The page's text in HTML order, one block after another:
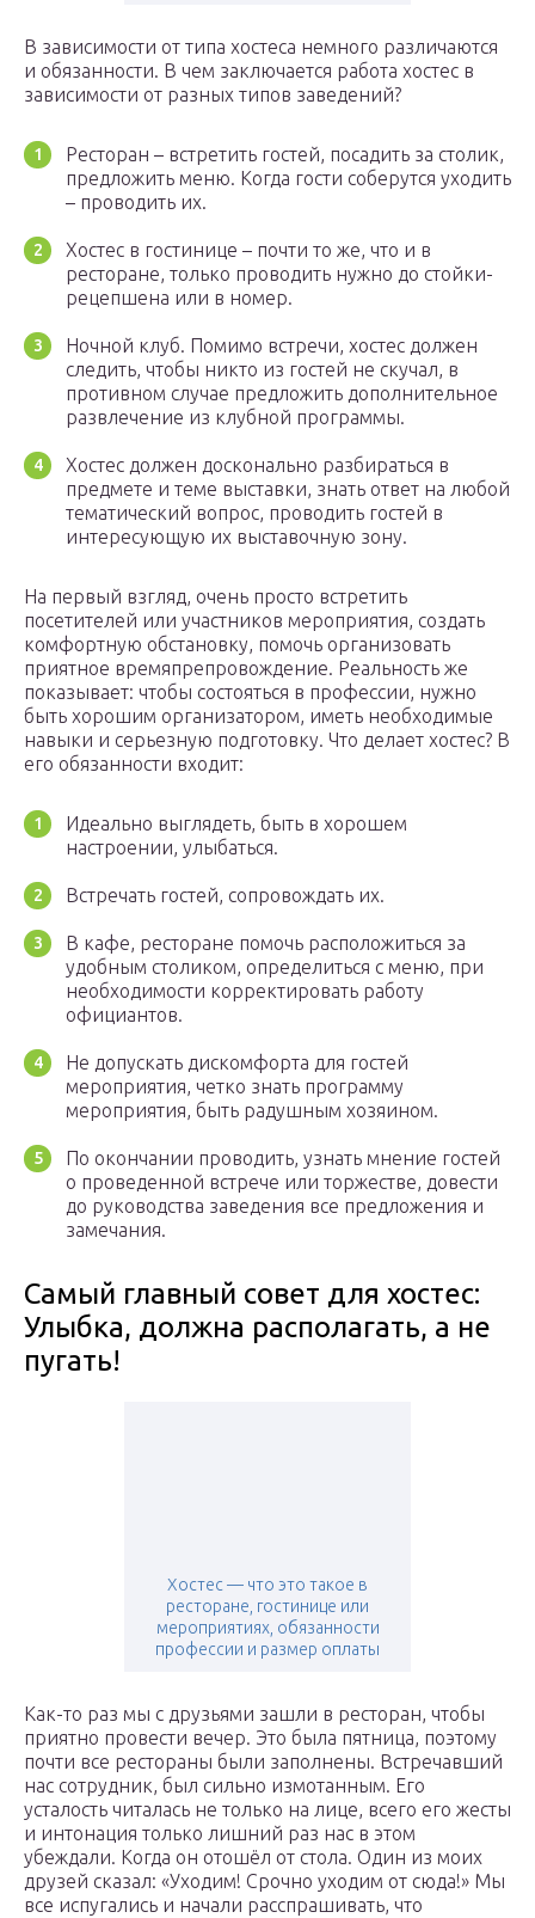
В зависимости от типа хостеса немного различаются
и обязанности. В чем заключается работа хостес в
зависимости от разных типов заведений?
Ресторан – встретить гостей, посадить за столик,
предложить меню. Когда гости соберутся уходить
– проводить их.
Хостес в гостинице – почти то же, что и в
ресторане, только проводить нужно до стойки-
рецепшена или в номер.
Ночной клуб. Помимо встречи, хостес должен
следить, чтобы никто из гостей не скучал, в
противном случае предложить дополнительное
развлечение из клубной программы.
Хостес должен досконально разбираться в
предмете и теме выставки, знать ответ на любой
тематический вопрос, проводить гостей в
интересующую их выставочную зону.
На первый взгляд, очень просто встретить
посетителей или участников мероприятия, создать
комфортную обстановку, помочь организовать
приятное времяпрепровождение. Реальность же
показывает: чтобы состояться в профессии, нужно
быть хорошим организатором, иметь необходимые
навыки и серьезную подготовку. Что делает хостес? В
его обязанности входит:
Идеально выглядеть, быть в хорошем
настроении, улыбаться.
Встречать гостей, сопровождать их.
В кафе, ресторане помочь расположиться за
удобным столиком, определиться с меню, при
необходимости корректировать работу
официантов.
Не допускать дискомфорта для гостей
мероприятия, четко знать программу
мероприятия, быть радушным хозяином.
По окончании проводить, узнать мнение гостей
о проведенной встрече или торжестве, довести
до руководства заведения все предложения и
замечания.
Самый главный совет для хостес:
Улыбка, должна располагать, а не
пугать!
Хостес — что это такое в
ресторане, гостинице или
мероприятиях, обязанности
профессии и размер оплаты
Как-то раз мы с друзьями зашли в ресторан, чтобы
приятно провести вечер. Это была пятница, поэтому
почти все рестораны были заполнены. Встречавший
нас сотрудник, был сильно измотанным. Его
усталость читалась не только на лице, всего его жесты
и интонация только лишний раз нас в этом
убеждали. Когда он отошёл от стола. Один из моих
друзей сказал: «Уходим! Срочно уходим от сюда!» Мы
все испугались и начали расспрашивать, что